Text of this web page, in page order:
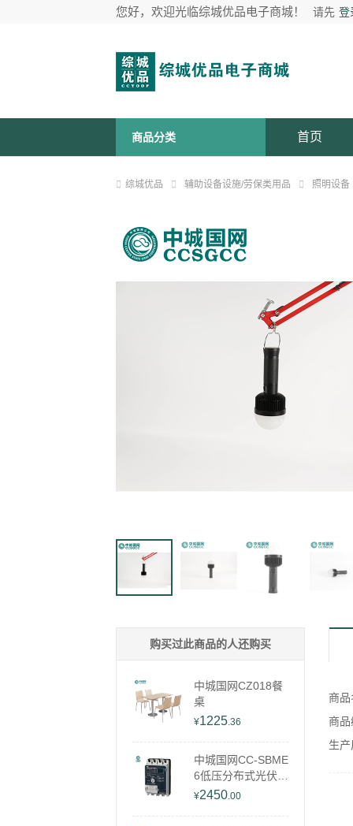
您好，欢迎光临综城优品电子商城！ 请先 登
商品分类 首页
综城优品 辅助设备设施/劳保类用品 照明设备
商
商
生
购买过此商品的人还购买
中城国网CZ018餐
桌
¥1225.36
中城国网CC-SBME
6低压分布式光伏开
关
¥2450.00